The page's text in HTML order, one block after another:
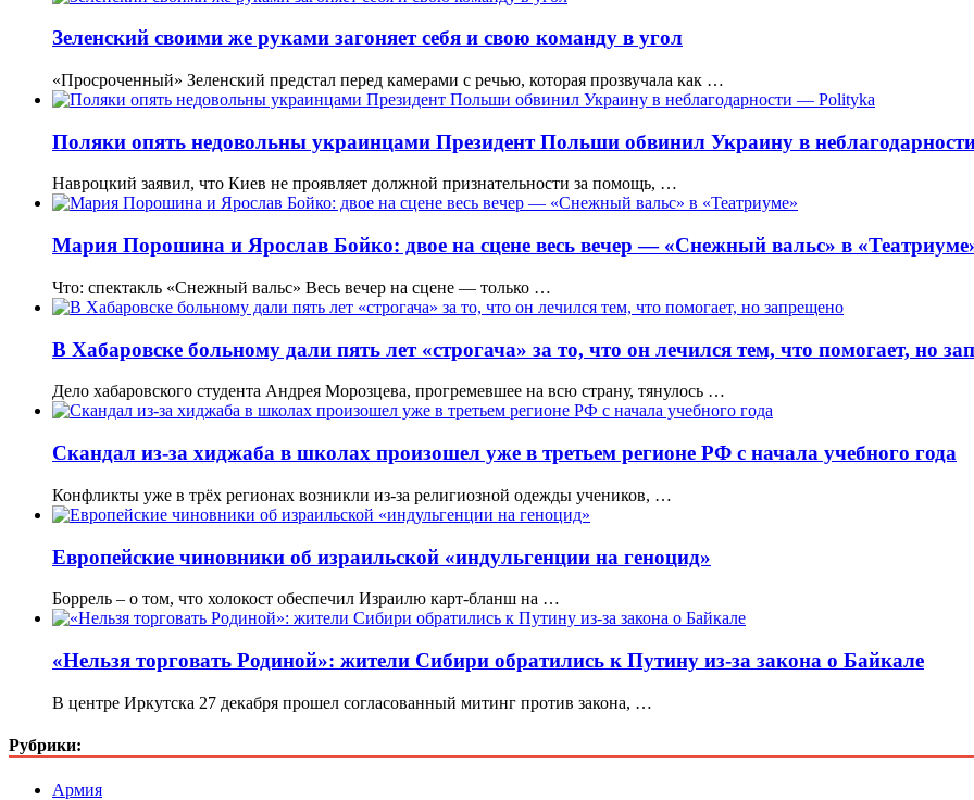
Зеленский своими же руками загоняет себя и свою команду в угол
«Просроченный» Зеленский предстал перед камерами с речью, которая прозвучала как …
Поляки опять недовольны украинцами Президент Польши обвинил Украину в
Навроцкий заявил, что Киев не проявляет должной признательности за помощь, …
Мария Порошина и Ярослав Бойко: двое на сцене весь вечер — «Снежный вальс» в
Что: спектакль «Снежный вальс» Весь вечер на сцене — только …
В Хабаровске больному дали пять лет «строгача» за то, что он лечился тем, что помогает, но
Дело хабаровского студента Андрея Морозцева, прогремевшее на всю страну, тянулось …
Скандал из-за хиджаба в школах произошел уже в третьем регионе РФ с начала учебного года
Конфликты уже в трёх регионах возникли из-за религиозной одежды учеников, …
Европейские чиновники об израильской «индульгенции на геноцид»
Боррель – о том, что холокост обеспечил Израилю карт-бланш на …
«Нельзя торговать Родиной»: жители Сибири обратились к Путину из-за закона о Байкале
В центре Иркутска 27 декабря прошел согласованный митинг против закона, …
Рубрики:
Армия